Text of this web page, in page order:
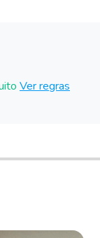
Ver regras